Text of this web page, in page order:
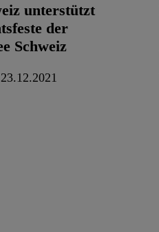
unterstützt
der
Schweiz